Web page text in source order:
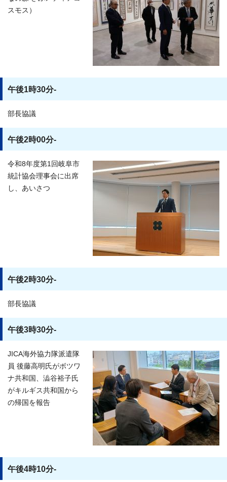
スモス）
午後1時30分-
部長協議
午後2時00分-
令和8年度第1回岐阜市
統計協会理事会に出席
し、あいさつ
午後2時30分-
部長協議
午後3時30分-
JICA海外協力隊派遣隊
員 後藤高明氏がボツワ
ナ共和国、澁谷裕子氏
がキルギス共和国から
の帰国を報告
午後4時10分-